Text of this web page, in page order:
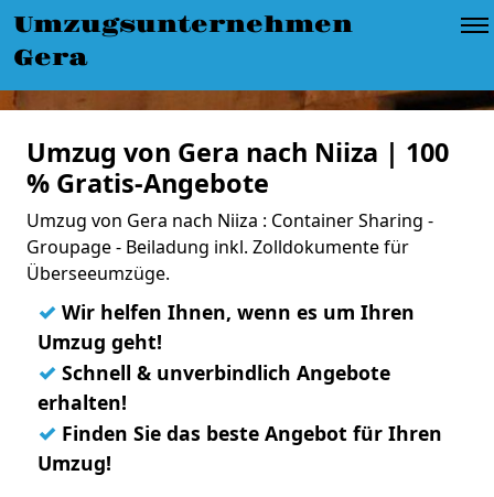
Umzugsunternehmen
Gera
Umzug von Gera nach Niiza | 100
% Gratis-Angebote
Umzug von Gera nach Niiza : Container Sharing -
Groupage - Beiladung inkl. Zolldokumente für
Überseeumzüge.
✓ Wir helfen Ihnen, wenn es um Ihren
Umzug geht!
✓ Schnell & unverbindlich Angebote
erhalten!
✓ Finden Sie das beste Angebot für Ihren
Umzug!